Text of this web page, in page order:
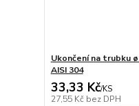
Ukončení na trubku
AISI 304
33,33 Kč/KS
27,55 Kč bez DPH